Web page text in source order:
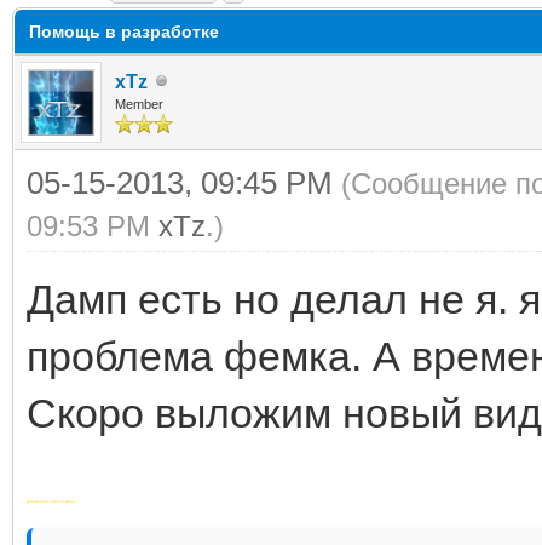
Помощь в разработке
xTz
Member
05-15-2013, 09:45 PM (Сообщение
09:53 PM xTz.)
Дамп есть но делал не я.
проблема фемка. А
Скоро выложим новый
Добавлено через 8 минут